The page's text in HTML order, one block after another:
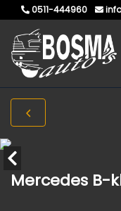
0511-444960
Mercedes B-